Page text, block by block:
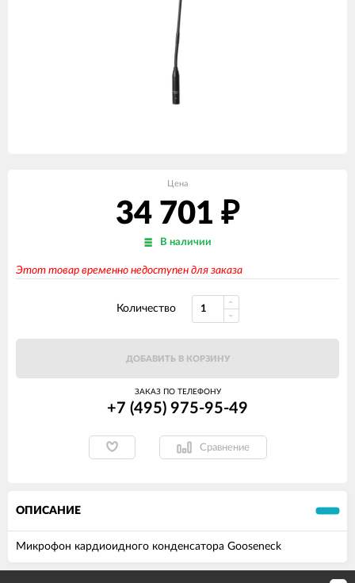
Цена
34 701 ₽
В наличии
Этот товар временно недоступен для заказа
Количество
ДОБАВИТЬ В КОРЗИНУ
ЗАКАЗ ПО ТЕЛЕФОНУ
+7 (495) 975-95-49
Сравнение
ОПИСАНИЕ
Микрофон кардиоидного конденсатора Gooseneck